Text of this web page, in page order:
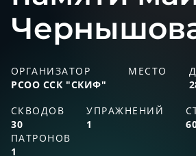
ОРГАНИЗАТОР
РСОО ССК "СКИФ"
МЕСТО
СКВОДОВ
30
УПРАЖНЕНИЙ
1
ПАТРОНОВ
1